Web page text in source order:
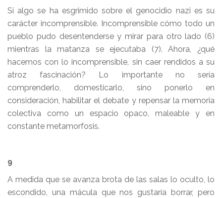
Si algo se ha esgrimido sobre el genocidio nazi es su
carácter incomprensible. Incomprensible cómo todo un
pueblo pudo desentenderse y mirar para otro lado (6)
mientras la matanza se ejecutaba (7). Ahora, ¿qué
hacemos con lo incomprensible, sin caer rendidos a su
atroz fascinación? Lo importante no sería
comprenderlo, domesticarlo, sino ponerlo en
consideración, habilitar el debate y repensar la memoria
colectiva como un espacio opaco, maleable y en
constante metamorfosis.
9
A medida que se avanza brota de las salas lo oculto, lo
escondido, una mácula que nos gustaría borrar, pero